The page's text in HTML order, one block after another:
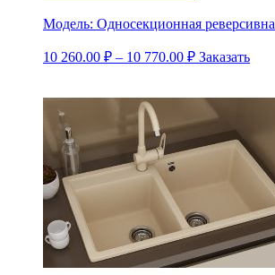
Модель: Односекционная
10 260.00 ₽ – 10 770.00 ₽ Заказать